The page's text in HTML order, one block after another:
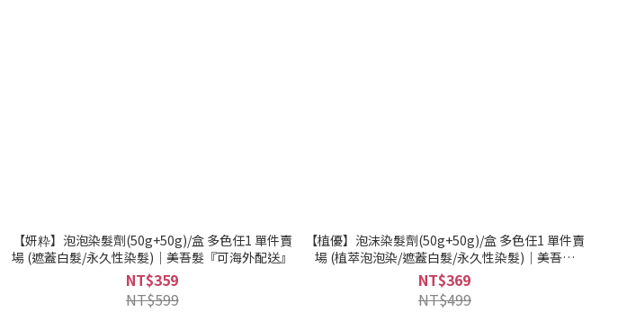
【妍粋】泡泡染髮劑(50g+50g)/盒 多色任1 單件賣
場 (遮蓋白髮/永久性染髮)｜美吾髮『可海外配送』
NT$359
NT$599
【植優】泡沫染髮劑(50g+50g)/盒 多色任1 單件賣
場 (植萃泡泡染/遮蓋白髮/永久性染髮)｜美吾髮
『可海外配送』
NT$369
NT$499